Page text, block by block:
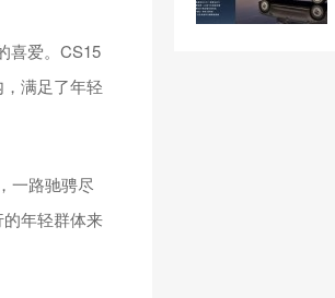
喜爱。CS15
满足了年轻
一路驰骋尽
年轻群体来